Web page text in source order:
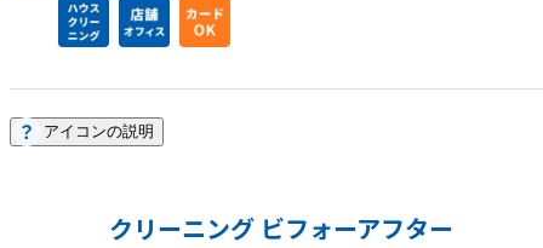
アイコンの説明
クリーニング ビフォーアフター